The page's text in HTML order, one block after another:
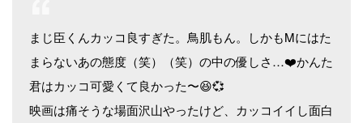
まじ臣くんカッコ良すぎた。鳥肌もん。しかもMにはた
まらないあの態度（笑）（笑）の中の優しさ…❤️かんた
君はカッコ可愛くて良かった〜😆💞
映画は痛そうな場面沢山やったけど、カッコイイし面白